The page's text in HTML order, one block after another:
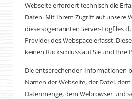
Webseite erfordert technisch die
Daten. Mit Ihrem Zugriff auf unsere
diese sogenannten Server-Logfiles
Provider des Webspace erfasst.
keinen Rückschluss auf Sie und Ihre
Die entsprechenden Informationen
Namen der Webseite, der Datei,
Datenmenge, dem Webrowser und